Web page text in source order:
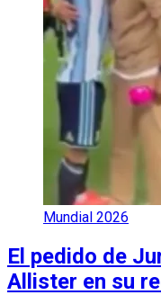
Mundial 2026
El pedido de
Allister en su